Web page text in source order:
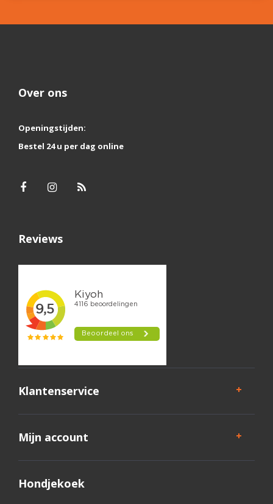
Over ons
Openingstijden:
Bestel 24 u per dag online
Reviews
Klantenservice
Mijn account
Hondjekoek